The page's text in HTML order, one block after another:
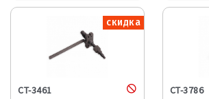
скидка
CT-3461
CT-3786